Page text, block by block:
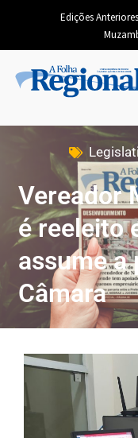
Edições Anteriores
Vereador
é reeleito
assume a
Câmara